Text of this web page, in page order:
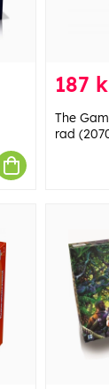
187
The
rad